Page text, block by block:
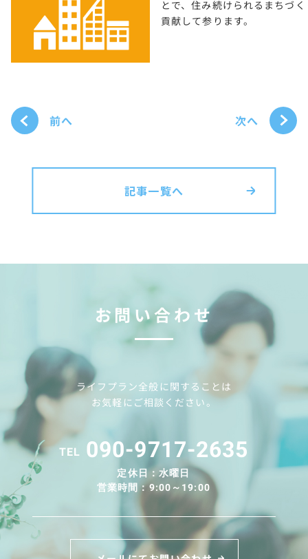
とで、住み続けられるまちづ
貢献して参ります。
前へ
記事一覧へ
次へ
お問い合わせ
ライフプラン全般に関することは
お気軽にご相談ください。
TEL 090-9717-2635
定休日：水曜日
営業時間：9:00～19:00